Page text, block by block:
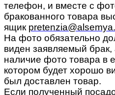
телефон, и вместе с
бракованного товара
ящик
На фото обязательно
виден заявляемый брак,
наличие фото товара в
котором будет хорошо
был доставлен товар.
Если полученный